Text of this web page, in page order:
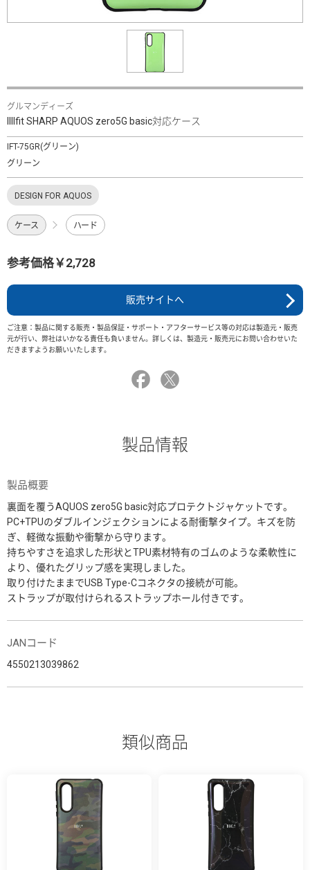
グルマンディーズ
IIIIfit SHARP AQUOS zero5G basic対応ケース
IFT-75GR(グリーン)
グリーン
DESIGN FOR AQUOS
ケース ハード
参考価格￥2,728
販売サイトへ
ご注意：製品に関する販売・製品保証・サポート・アフターサービス等の対応は製造元・販売
元が行い、弊社はいかなる責任も負いません。詳しくは、製造元・販売元にお問い合わせいた
だきますようお願いいたします。
製品情報
製品概要
裏面を覆うAQUOS zero5G basic対応プロテクトジャケットです。
PC+TPUのダブルインジェクションによる耐衝撃タイプ。キズを防
ぎ、軽微な振動や衝撃から守ります。
持ちやすさを追求した形状とTPU素材特有のゴムのような柔軟性に
より、優れたグリップ感を実現しました。
取り付けたままでUSB Type-Cコネクタの接続が可能。
ストラップが取付けられるストラップホール付きです。
JANコード
4550213039862
類似商品